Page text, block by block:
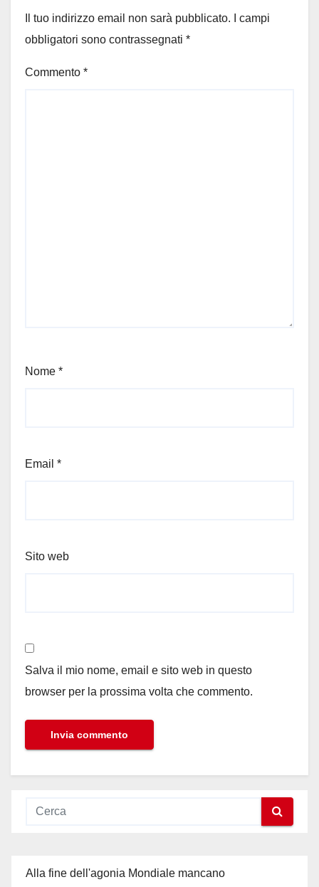
Il tuo indirizzo email non sarà pubblicato.
I campi
obbligatori sono contrassegnati *
Commento *
Nome *
Email *
Sito web
Salva il mio nome, email e sito web in questo
browser per la prossima volta che commento.
Alla fine dell'agonia Mondiale mancano